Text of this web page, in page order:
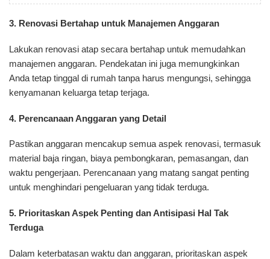
3. Renovasi Bertahap untuk Manajemen Anggaran
Lakukan renovasi atap secara bertahap untuk memudahkan
manajemen anggaran. Pendekatan ini juga memungkinkan
Anda tetap tinggal di rumah tanpa harus mengungsi, sehingga
kenyamanan keluarga tetap terjaga.
4. Perencanaan Anggaran yang Detail
Pastikan anggaran mencakup semua aspek renovasi, termasuk
material baja ringan, biaya pembongkaran, pemasangan, dan
waktu pengerjaan. Perencanaan yang matang sangat penting
untuk menghindari pengeluaran yang tidak terduga.
5. Prioritaskan Aspek Penting dan Antisipasi Hal Tak
Terduga
Dalam keterbatasan waktu dan anggaran, prioritaskan aspek